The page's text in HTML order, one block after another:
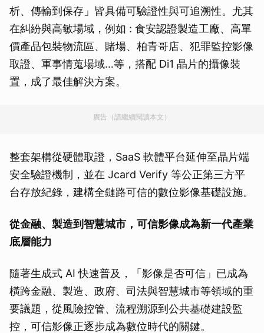
析、傳輸到保存」皆具備可驗證性與可追溯性。尤其
在糾紛與高敏場域，例如 : 食安認證製造工廠、高單
價產品包裝物流區、賭場、柏青哥店、犯罪監控影像
取證、軍事情蒐場域…等，搭配 Di1 晶片的攝像裝
置，成了最佳解決方案。
廣告（請繼續閱讀本文）
整套架構從硬體取證，SaaS 軟體平台延伸至晶片端
安全驗證機制，並在 Jcard Verify 等公正第三方平
台存放紀錄，建構全鏈路可信的數位影像基礎設施。
從金融、製造到智慧城市，可信影像成為新一代產業
底層能力
隨著生成式 AI 快速普及，「影像是否可信」已成為
橫跨金融、製造、政府、司法與智慧城市等領域的重
要議題，從風險控管、流程溯源到公共基礎建設監
控，可信影像正逐步成為數位時代的關鍵。